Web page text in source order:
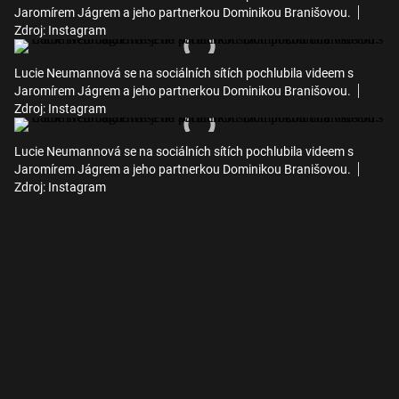
Jaromírem Jágrem a jeho partnerkou Dominikou Branišovou.
Zdroj: Instagram
Lucie Neumannová se na sociálních sítích pochlubila videem s
Jaromírem Jágrem a jeho partnerkou Dominikou Branišovou.
Zdroj: Instagram
Lucie Neumannová se na sociálních sítích pochlubila videem s
Jaromírem Jágrem a jeho partnerkou Dominikou Branišovou.
Zdroj: Instagram